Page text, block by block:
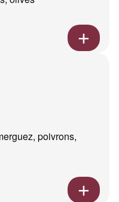
poivrons,